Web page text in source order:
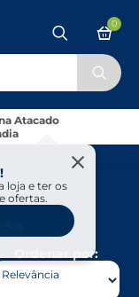
Atacado
loja e ter os
ofertas.
0
Diversos
Ordenar por: